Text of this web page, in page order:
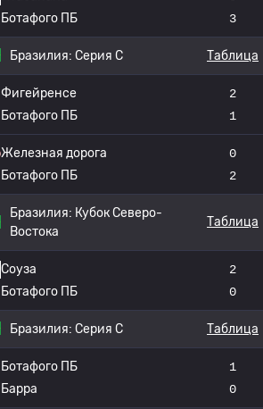
Ботафого ПБ
3
Бразилия: Серия C Таблица
Фигейренсе
Ботафого ПБ
2
1
Железная дорога
Ботафого ПБ
0
2
Бразилия: Кубок Северо-
Востока
Таблица
Соуза
Ботафого ПБ
2
0
Бразилия: Серия C Таблица
Ботафого ПБ
Барра
1
0